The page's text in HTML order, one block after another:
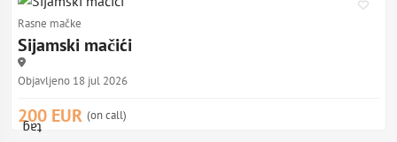
Rasne mačke
Sijamski mačići
Objavljeno 18 jul 2026
200 EUR (on call)